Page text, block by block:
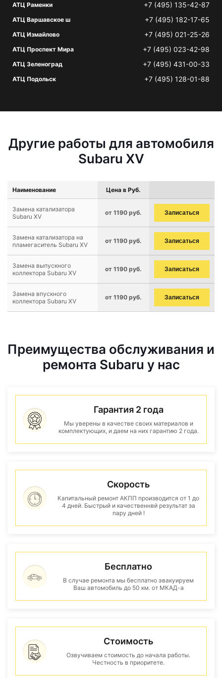
АТЦ Раменки +7 (495) 135-42-87
АТЦ Варшавское ш +7 (495) 182-17-65
АТЦ Измайлово +7 (495) 021-25-26
АТЦ Проспект Мира +7 (495) 023-42-98
АТЦ Зеленоград +7 (495) 431-00-33
АТЦ Подольск +7 (495) 128-01-88
Другие работы для автомобиля
Subaru XV
Наименование Цена в Руб.
Замена катализатора
Subaru XV
от 1190 руб. Записаться
Замена катализатора на
пламегаситель Subaru XV
от 1190 руб. Записаться
Замена выпускного
коллектора Subaru XV
от 1190 руб. Записаться
Замена впускного
коллектора Subaru XV
от 1190 руб. Записаться
Преимущества обслуживания и
ремонта Subaru у нас
Гарантия 2 года
Мы уверены в качестве своих материалов и
комплектующих, и даем на них гарантию 2 года.
Скорость
Капитальный ремонт АКПП производится от 1 до
4 дней. Быстрый и качественнвй результат за
пару дней !
Бесплатно
В случае ремонта мы бесплатно эвакуируем
Ваш автомобиль до 50 км. от МКАД-а
Стоимость
Озвучиваем стоимость до начала работы.
Честность в приоритете.